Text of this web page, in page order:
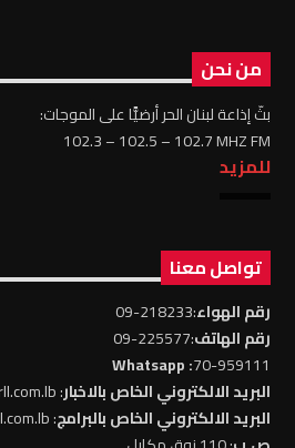
من نحن
بثّ إذاعة لبنان الحر أرضيًّا على الموجات:
102.3 – 102.5 – 102.7 MHZ FM
للمزيد
تواصل معنا
رقم الهواء:218233-09
رقم الهاتف:225577-09
70-959111
: Whatsapp
البريد الالكتروني الخاص بالاخبار: news@rll.com.lb
البريد الالكتروني الخاص بالبرامج: info@rll.com.lb